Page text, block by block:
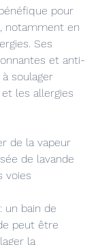
pour
notamment en
Ses
et anti-
soulager
les allergies
de la vapeur
de lavande
voies
: un bain de
peut être
la